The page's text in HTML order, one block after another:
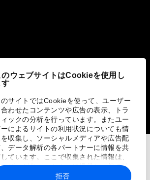
のウェブサイトはCookieを使用し
す
のサイトではCookieを使って、ユーザー
わせたコンテンツや広告の表示、トラ
ックの分析を行っています。またユー
によるサイトの利用状況についても情
収集し、ソーシャルメディアや広告配
データ解析の各パートナーに情報を共
ています。ここで収集された情報は、
ーザーが各パートナーに提供した他の情
各パートナーのサービスを使用した際
拒否